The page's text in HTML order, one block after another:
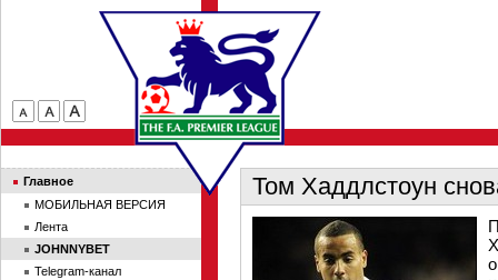
Том Хаддлстоун
Главное
МОБИЛЬНАЯ ВЕРСИЯ
Лента
JOHNNYBET
Telegram-канал